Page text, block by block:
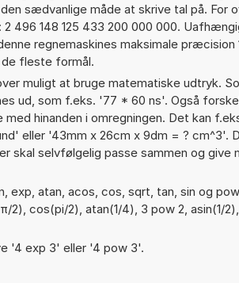
sædvanlige måde at skrive tal på. For
496 148 125 433 200 000 000.
regnemaskines maksimale præcision
fleste formål.
muligt at bruge matematiske udtryk.
ud, som f.eks. '77 * 60 ns'. Også
hinanden i omregningen. Det kan
eller '43mm x 26cm x 9dm = ? cm^3'.
skal selvfølgelig passe sammen og give
exp, atan, acos, cos, sqrt, tan, sin og
2), cos(pi/2), atan(1/4), 3 pow 2, asin(1/
'4 exp 3' eller '4 pow 3'.